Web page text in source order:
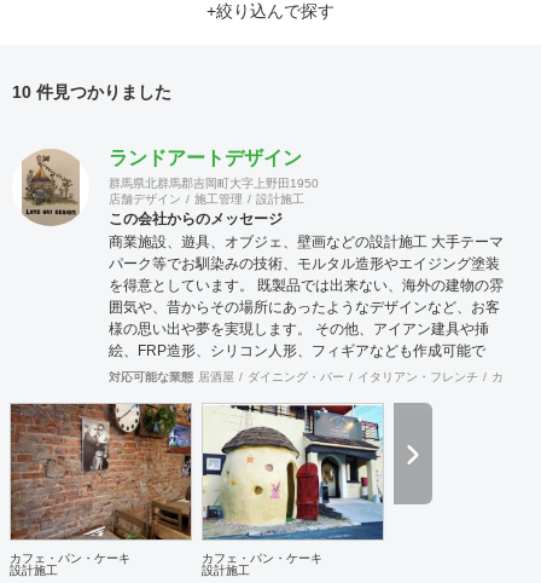
+絞り込んで探す
10 件見つかりました
ランドアートデザイン
群馬県北群馬郡吉岡町大字上野田1950
店舗デザイン
施工管理 設計施工
この会社からのメッセージ
商業施設、遊具、オブジェ、壁画などの設計施工 大手テーマ
パーク等でお馴染みの技術、モルタル造形やエイジング塗装
を得意としています。 既製品では出来ない、海外の建物の雰
囲気や、昔からその場所にあったようなデザインなど、お客
様の思い出や夢を実現します。 その他、アイアン建具や挿
絵、FRP造形、シリコン人形、フィギアなども作成可能で
す。 モルタル造形の施工に関し、下塗りではサンドモルタル
ません。 協力会社 株式会社 河野建築デザイン 神奈川県川崎
市 エッジデザインワークス株式会社 群馬県前橋市
対応可能な業態 居酒屋 ダイニング・バー イタリアン・フレンチ カフェ
カフェ・パン・ケーキ
設計施工
カフェ・パン・ケーキ
設計施工